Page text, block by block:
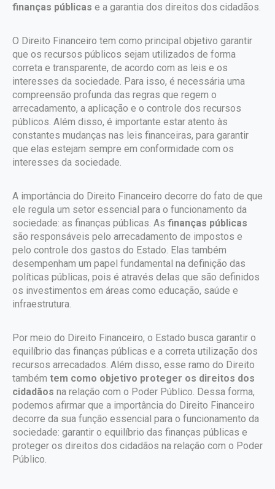
finanças públicas e a garantia dos direitos dos cidadãos.
O Direito Financeiro tem como principal objetivo garantir
que os recursos públicos sejam utilizados de forma
correta e transparente, de acordo com as leis e os
interesses da sociedade. Para isso, é necessária uma
compreensão profunda das regras que regem o
arrecadamento, a aplicação e o controle dos recursos
públicos. Além disso, é importante estar atento às
constantes mudanças nas leis financeiras, para garantir
que elas estejam sempre em conformidade com os
interesses da sociedade.
A importância do Direito Financeiro decorre do fato de que
ele regula um setor essencial para o funcionamento da
sociedade: as finanças públicas. As finanças públicas
são responsáveis pelo arrecadamento de impostos e
pelo controle dos gastos do Estado. Elas também
desempenham um papel fundamental na definição das
políticas públicas, pois é através delas que são definidos
os investimentos em áreas como educação, saúde e
infraestrutura.
Por meio do Direito Financeiro, o Estado busca garantir o
equilíbrio das finanças públicas e a correta utilização dos
recursos arrecadados. Além disso, esse ramo do Direito
também tem como objetivo proteger os direitos dos
cidadãos na relação com o Poder Público. Dessa forma,
podemos afirmar que a importância do Direito Financeiro
decorre da sua função essencial para o funcionamento da
sociedade: garantir o equilíbrio das finanças públicas e
proteger os direitos dos cidadãos na relação com o Poder
Público.